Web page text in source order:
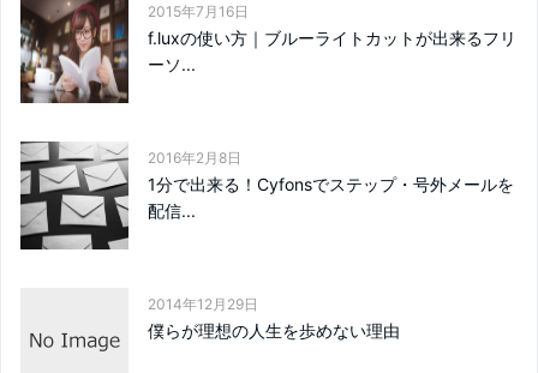
2015年7月16日
f.luxの使い方｜ブルーライトカットが出来るフリ
ーソ...
2016年2月8日
1分で出来る！Cyfonsでステップ・号外メールを
配信...
2014年12月29日
僕らが理想の人生を歩めない理由